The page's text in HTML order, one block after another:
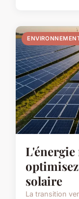
solaire
La transition